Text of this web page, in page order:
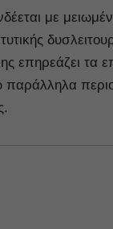
με
επηρεάζει τα
παράλληλα